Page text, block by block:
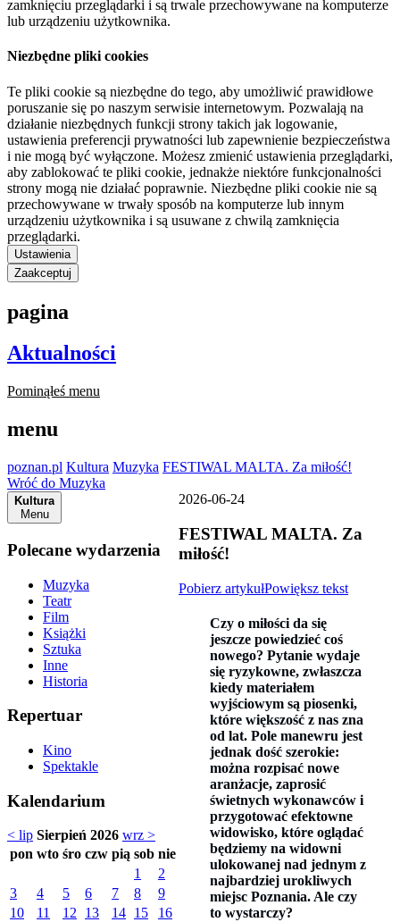
zamknięciu przeglądarki i są trwale przechowywane na komputerze
lub urządzeniu użytkownika.
Niezbędne pliki cookies
Te pliki cookie są niezbędne do tego, aby umożliwić prawidłowe
poruszanie się po naszym serwisie internetowym. Pozwalają na
działanie niezbędnych funkcji strony takich jak logowanie,
ustawienia preferencji prywatności lub zapewnienie bezpieczeństwa
i nie mogą być wyłączone. Możesz zmienić ustawienia przeglądarki,
aby zablokować te pliki cookie, jednakże niektóre funkcjonalności
strony mogą nie działać poprawnie. Niezbędne pliki cookie nie są
przechowywane w trwały sposób na komputerze lub innym
urządzeniu użytkownika i są usuwane z chwilą zamknięcia
przeglądarki.
Ustawienia
Zaakceptuj
pagina
Aktualności
Pominąłeś menu
menu
poznan.pl Kultura Muzyka FESTIWAL MALTA. Za miłość!
Wróć do Muzyka
Kultura
Menu
Polecane wydarzenia
Muzyka
Teatr
Film
Książki
Sztuka
Inne
Historia
Repertuar
Kino
Spektakle
Kalendarium
< lip Sierpień 2026 wrz >
pon wto śro czw pią sob nie
1
2
3
4 5 6 7 8
9
10
11 12 13 14 15
16
2026-06-24
FESTIWAL MALTA. Za
miłość!
Pobierz artykułPowiększ tekst
Czy o miłości da się
jeszcze powiedzieć coś
nowego? Pytanie wydaje
się ryzykowne, zwłaszcza
kiedy materiałem
wyjściowym są piosenki,
które większość z nas zna
od lat. Pole manewru jest
jednak dość szerokie:
można rozpisać nowe
aranżacje, zaprosić
świetnych wykonawców i
przygotować efektowne
widowisko, które oglądać
będziemy na widowni
ulokowanej nad jednym z
najbardziej urokliwych
miejsc Poznania. Ale czy
to wystarczy?